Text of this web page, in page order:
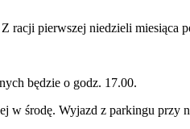
pierwszej niedzieli miesiąca
będzie o godz. 17.00.
środę. Wyjazd z parkingu przy